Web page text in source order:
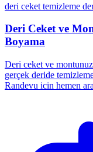
deri ceket temizleme
Deri Ceket ve
Boyama
Deri ceket ve
gerçek deride
Randevu icin hemen